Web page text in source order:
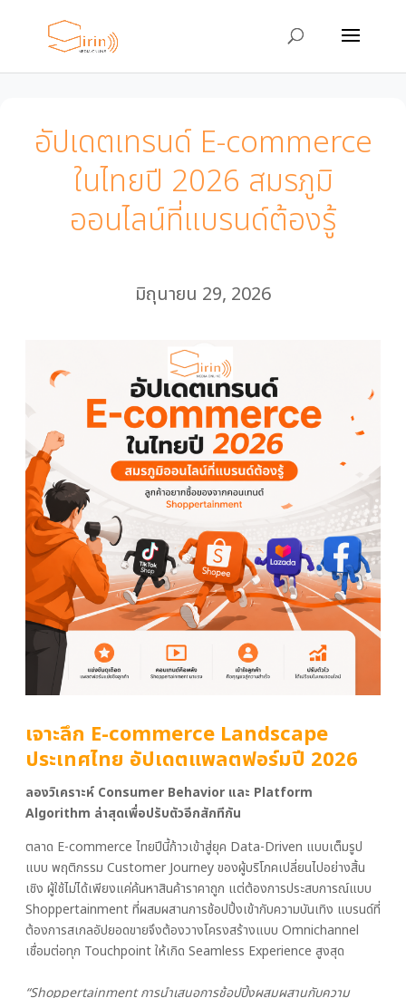
อัปเดตเทรนด์ E-commerce
ในไทยปี 2026 สมรภูมิ
ออนไลน์ที่แบรนด์ต้องรู้
มิถุนายน 29, 2026
เจาะลึก E-commerce Landscape
ประเทศไทย อัปเดตแพลตฟอร์มปี 2026
ลองวิเคราะห์ Consumer Behavior และ Platform
Algorithm ล่าสุดเพื่อปรับตัวอีกสักทีกัน
ตลาด E-commerce ไทยปีนี้ก้าวเข้าสู่ยุค Data-Driven แบบเต็มรูป
แบบ พฤติกรรม Customer Journey ของผู้บริโภคเปลี่ยนไปอย่างสิ้น
เชิง ผู้ใช้ไม่ได้เพียงแค่ค้นหาสินค้าราคาถูก แต่ต้องการประสบการณ์แบบ
Shoppertainment ที่ผสมผสานการช้อปปิ้งเข้ากับความบันเทิง แบรนด์ที่
ต้องการสเกลอัปยอดขายจึงต้องวางโครงสร้างแบบ Omnichannel
เชื่อมต่อทุก Touchpoint ให้เกิด Seamless Experience สูงสุด
“Shoppertainment การนำเสนอการช้อปปิ้งผสมผสานกับความ